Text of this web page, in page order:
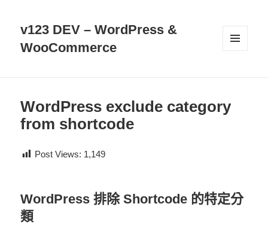
v123 DEV – WordPress &
WooCommerce
WordPress exclude category
from shortcode
Post Views: 1,149
WordPress 排除 Shortcode 的特定分
類